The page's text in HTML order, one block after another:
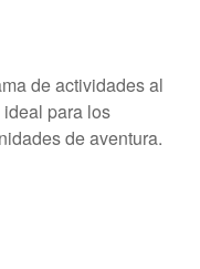
de actividades al
para los
de aventura.